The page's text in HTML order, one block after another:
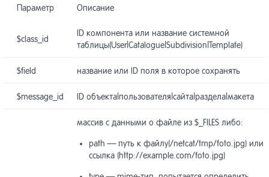
Параметр Описание
$class_id
ID компонента или название системной
таблицы(User|Catalogue|Subdivision|Template)
$field название или ID поля в которое сохранять
$message_id ID объекта|пользователя|сайта|раздела|макета
массив с данными о файле из $_FILES либо:
path — путь к файлу(/netcat/tmp/foto.jpg) или
ссылка (http://example.com/foto.jpg)